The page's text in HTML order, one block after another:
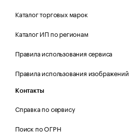
Каталог торговых марок
Каталог ИП по регионам
Правила использования сервиса
Правила использования изображений
Контакты
Справка по сервису
Поиск по ОГРН